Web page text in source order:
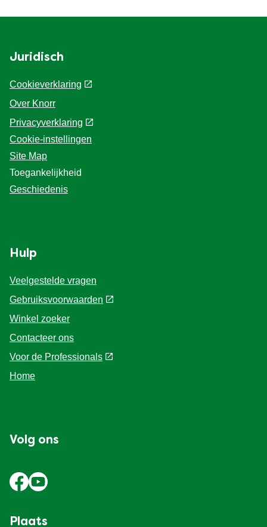
Juridisch
Cookieverklaring
Over Knorr
Privacyverklaring
Cookie-instellingen
Site Map
Toegankelijkheid
Geschiedenis
Hulp
Veelgestelde vragen
Gebruiksvoorwaarden
Winkel zoeker
Contacteer ons
Voor de Professionals
Home
Volg ons
Plaats